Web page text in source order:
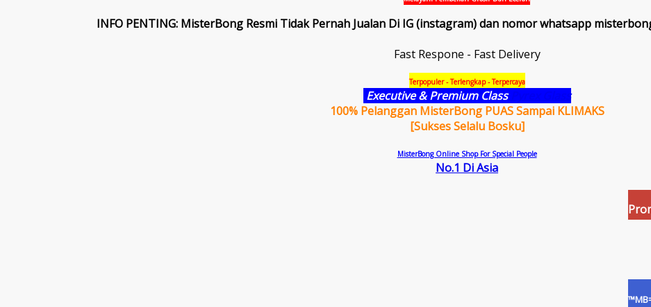
INFO PENTING: MisterBong Resmi Tidak Pernah Jualan Di IG (instagram) dan nomor whatsapp
Fast Respone - Fast Delivery
Terpopuler - Terlengkap - Terpercaya
Executive & Premium Class
100% Pelanggan MisterBong PUAS Sampai KLIMAKS
[Sukses Selalu Bosku]
MisterBong Online Shop For Special People
No.1 Di Asia
Promo